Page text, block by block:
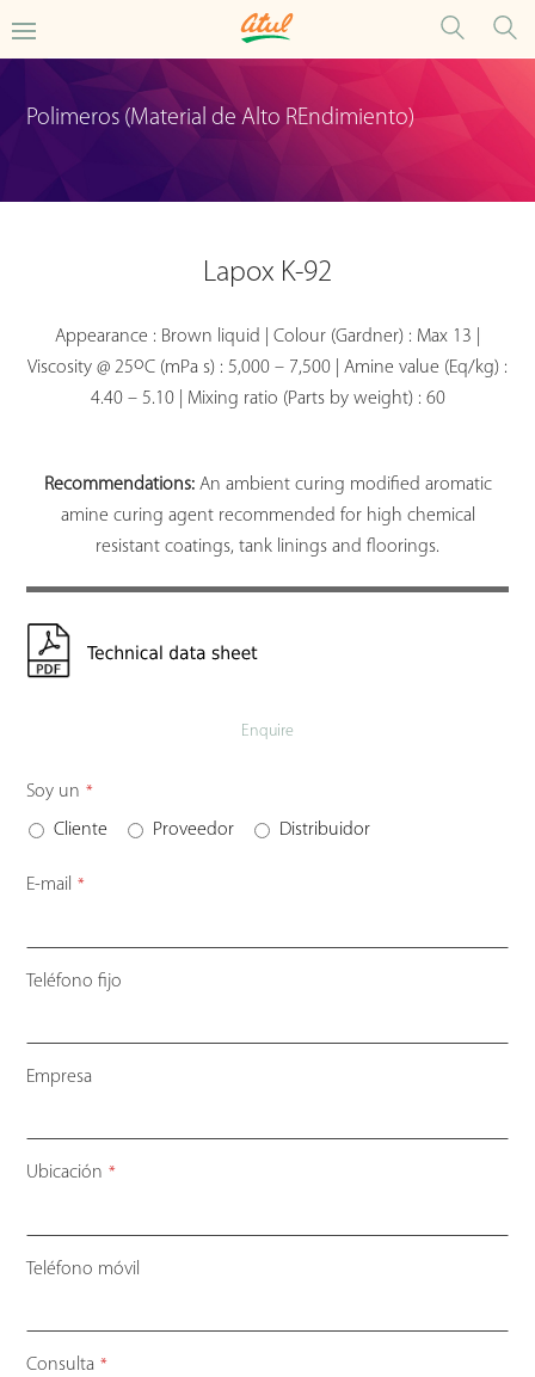
Polimeros (Material de Alto REndimiento)
Lapox K-92
Appearance : Brown liquid | Colour (Gardner) : Max 13 |
Viscosity @ 25oC (mPa s) : 5,000 – 7,500 | Amine value (Eq/kg) :
4.40 – 5.10 | Mixing ratio (Parts by weight) : 60
Recommendations:An ambient curing modified aromatic
amine curing agent recommended for high chemical
resistant coatings, tank linings and floorings.
Enquire
Email
Address *
Soy un *
Cliente Proveedor Distribuidor
E-mail *
Teléfono fijo
Empresa
Ubicación *
Teléfono móvil
Consulta *